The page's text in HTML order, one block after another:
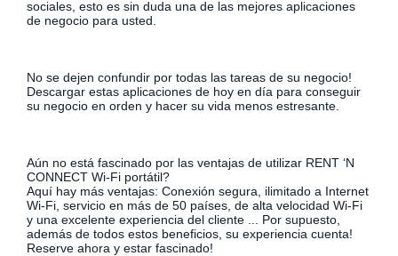
sociales, esto es sin duda una de las mejores aplicaciones
de negocio para usted.
No se dejen confundir por todas las tareas de su negocio!
Descargar estas aplicaciones de hoy en día para conseguir
su negocio en orden y hacer su vida menos estresante.
Aún no está fascinado por las ventajas de utilizar RENT ‘N
CONNECT Wi-Fi portátil?
Aquí hay más ventajas: Conexión segura, ilimitado a Internet
Wi-Fi, servicio en más de 50 países, de alta velocidad Wi-Fi
y una excelente experiencia del cliente ... Por supuesto,
además de todos estos beneficios, su experiencia cuenta!
Reserve ahora y estar fascinado!